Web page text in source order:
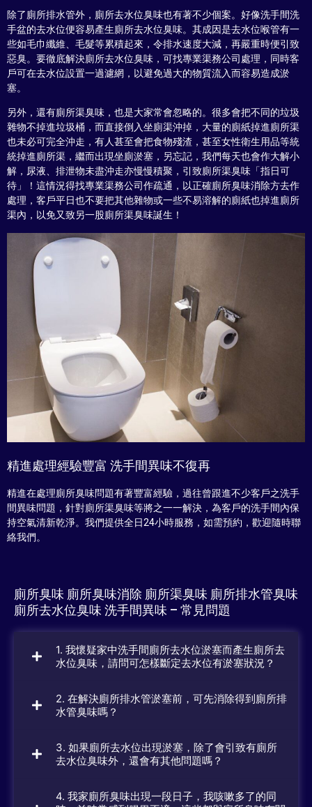
除了廁所排水管外，廁所去水位臭味也有著不少個案。好像洗手間洗
手盆的去水位便容易產生廁所去水位臭味。其成因是去水位喉管有一
些如毛巾纖維、毛髮等累積起來，令排水速度大減，再嚴重時便引致
惡臭。要徹底解決廁所去水位臭味，可找專業渠務公司處理，同時客
戶可在去水位設置一過濾網，以避免過大的物質流入而容易造成淤
塞。
另外，還有廁所渠臭味，也是大家常會忽略的。很多會把不同的垃圾
雜物不掉進垃圾桶，而直接倒入坐廁渠沖掉，大量的廁紙掉進廁所渠
也未必可完全沖走，有人甚至會把食物殘渣，甚至女性衛生用品等統
統掉進廁所渠，繼而出現坐廁淤塞，另忘記，我們每天也會作大解小
解，尿液、排泄物未盡沖走亦慢慢積聚，引致廁所渠臭味「指日可
待」！這情況得找專業渠務公司作疏通，以正確廁所臭味消除方去作
處理，客戶平日也不要把其他雜物或一些不易溶解的廁紙也掉進廁所
渠內，以免又致另一股廁所渠臭味誕生！
精進處理經驗豐富 洗手間異味不復再
精進在處理廁所臭味問題有著豐富經驗，過往曾跟進不少客戶之洗手
間異味問題，針對廁所渠臭味等將之一一解決，為客戶的洗手間內保
持空氣清新乾淨。我們提供全日24小時服務，如需預約，歡迎隨時聯
絡我們。
廁所臭味 廁所臭味消除 廁所渠臭味 廁所排水管臭味
廁所去水位臭味 洗手間異味 – 常見問題
1. 我懷疑家中洗手間廁所去水位淤塞而產生廁所去
水位臭味，請問可怎樣斷定去水位有淤塞狀況？
2. 在解決廁所排水管淤塞前，可先消除得到廁所排
水管臭味嗎？
3. 如果廁所去水位出現淤塞，除了會引致有廁所
去水位臭味外，還會有其他問題嗎？
4. 我家廁所臭味出現一段日子，我咳嗽多了的同